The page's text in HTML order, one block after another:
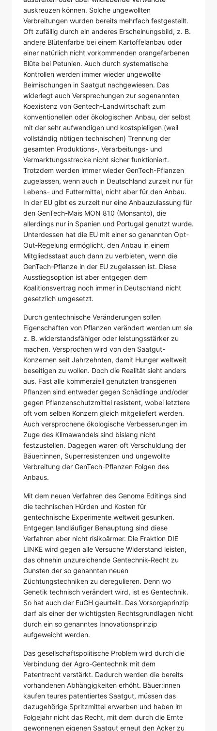
auskreuzen können. Solche ungewollten
Verbreitungen wurden bereits mehrfach festgestellt.
Oft zufällig durch ein anderes Erscheinungsbild, z. B.
andere Blütenfarbe bei einem Kartoffelanbau oder
einer natürlich nicht vorkommenden orangefarbenen
Blüte bei Petunien. Auch durch systematische
Kontrollen werden immer wieder ungewollte
Beimischungen in Saatgut nachgewiesen. Das
widerlegt auch Versprechungen zur sogenannten
Koexistenz von Gentech-Landwirtschaft zum
konventionellen oder ökologischen Anbau, der selbst
mit der sehr aufwendigen und kostspieligen (weil
vollständig nötigen technischen) Trennung der
gesamten Produktions-, Verarbeitungs- und
Vermarktungsstrecke nicht sicher funktioniert.
Trotzdem werden immer wieder GenTech-Pflanzen
zugelassen, wenn auch in Deutschland zurzeit nur für
Lebens- und Futtermittel, nicht aber für den Anbau.
In der EU gibt es zurzeit nur eine Anbauzulassung für
den GenTech-Mais MON 810 (Monsanto), die
allerdings nur in Spanien und Portugal genutzt wurde.
Unterdessen hat die EU mit einer so genannten Opt-
Out-Regelung ermöglicht, den Anbau in einem
Mitgliedsstaat auch dann zu verbieten, wenn die
GenTech-Pflanze in der EU zugelassen ist. Diese
Ausstiegsoption ist aber entgegen dem
Koalitionsvertrag noch immer in Deutschland nicht
gesetzlich umgesetzt.
Durch gentechnische Veränderungen sollen
Eigenschaften von Pflanzen verändert werden um sie
z. B. widerstandsfähiger oder leistungsstärker zu
machen. Versprochen wird von den Saatgut-
Konzernen seit Jahrzehnten, damit Hunger weltweit
beseitigen zu wollen. Doch die Realität sieht anders
aus. Fast alle kommerziell genutzten transgenen
Pflanzen sind entweder gegen Schädlinge und/oder
gegen Pflanzenschutzmittel resistent, wobei letztere
oft vom selben Konzern gleich mitgeliefert werden.
Auch versprochene ökologische Verbesserungen im
Zuge des Klimawandels sind bislang nicht
festzustellen. Dagegen waren oft Verschuldung der
Bäuer:innen, Superresistenzen und ungewollte
Verbreitung der GenTech-Pflanzen Folgen des
Anbaus.
Mit dem neuen Verfahren des Genome Editings sind
die technischen Hürden und Kosten für
gentechnische Experimente weltweit gesunken.
Entgegen landläufiger Behauptung sind diese
Verfahren aber nicht risikoärmer. Die Fraktion DIE
LINKE wird gegen alle Versuche Widerstand leisten,
das ohnehin unzureichende Gentechnik-Recht zu
Gunsten der so genannten neuen
Züchtungstechniken zu deregulieren. Denn wo
Genetik technisch verändert wird, ist es Gentechnik.
So hat auch der EuGH geurteilt. Das Vorsorgeprinzip
darf als einer der wichtigsten Rechtsgrundlagen nicht
durch ein so genanntes Innovationsprinzip
aufgeweicht werden.
Das gesellschaftspolitische Problem wird durch die
Verbindung der Agro-Gentechnik mit dem
Patentrecht verstärkt. Dadurch werden die bereits
vorhandenen Abhängigkeiten erhöht. Bäuer:innen
kaufen teures patentiertes Saatgut, müssen das
dazugehörige Spritzmittel erwerben und haben im
Folgejahr nicht das Recht, mit dem durch die Ernte
gewonnenen eigenen Saatgut erneut den Acker zu